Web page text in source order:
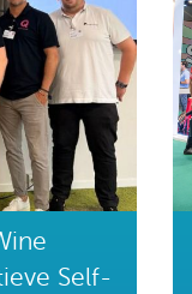
Self-